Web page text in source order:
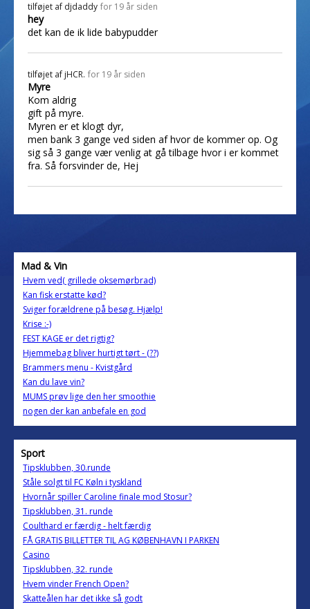
tilføjet af djdaddy for 19 år siden
hey
det kan de ik lide babypudder
tilføjet af jHCR. for 19 år siden
Myre
Kom aldrig
gift på myre.
Myren er et klogt dyr,
men bank 3 gange ved siden af hvor de kommer op. Og
sig så 3 gange vær venlig at gå tilbage hvor i er kommet
fra. Så forsvinder de, Hej
Mad & Vin
Hvem ved( grillede oksemørbrad)
Kan fisk erstatte kød?
Sviger forældrene på besøg. Hjælp!
Krise :-)
FEST KAGE er det rigtig?
Hjemmebag bliver hurtigt tørt - (??)
Brammers menu - Kvistgård
Kan du lave vin?
MUMS prøv lige den her smoothie
nogen der kan anbefale en god
Sport
Tipsklubben, 30.runde
Ståle solgt til FC Køln i tyskland
Hvornår spiller Caroline finale mod Stosur?
Tipsklubben, 31. runde
Coulthard er færdig - helt færdig
FÅ GRATIS BILLETTER TIL AG KØBENHAVN I PARKEN
Casino
Tipsklubben, 32. runde
Hvem vinder French Open?
Skatteålen har det ikke så godt